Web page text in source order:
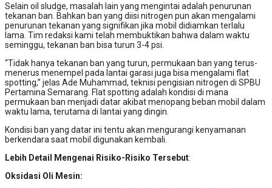
Selain oil sludge, masalah lain yang mengintai adalah penurunan
tekanan ban. Bahkan ban yang diisi nitrogen pun akan mengalami
penurunan tekanan yang signifikan jika mobil didiamkan terlalu
lama. Tim redaksi kami telah membuktikan bahwa dalam waktu
seminggu, tekanan ban bisa turun 3-4 psi.
“Tidak hanya tekanan ban yang turun, permukaan ban yang terus-
menerus menempel pada lantai garasi juga bisa mengalami flat
spotting,” jelas Ade Muhammad, teknisi pengisian nitrogen di SPBU
Pertamina Semarang. Flat spotting adalah kondisi di mana
permukaan ban menjadi datar akibat menopang beban mobil dalam
waktu lama, terutama di lantai yang dingin.
Kondisi ban yang datar ini tentu akan mengurangi kenyamanan
berkendara saat mobil digunakan kembali.
Lebih Detail Mengenai Risiko-Risiko Tersebut:
Oksidasi Oli Mesin: